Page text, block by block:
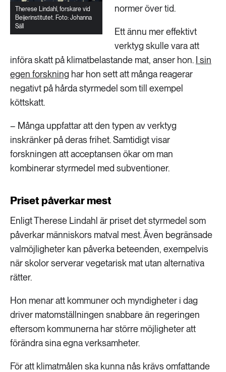
Therese Lindahl, forskare vid
Beijerinstitutet. Foto: Johanna
Säll
normer över tid.
Ett ännu mer effektivt
verktyg skulle vara att
införa skatt på klimatbelastande mat, anser hon. I sin
egen forskning har hon sett att många reagerar
negativt på hårda styrmedel som till exempel
köttskatt.
– Många uppfattar att den typen av verktyg
inskränker på deras frihet. Samtidigt visar
forskningen att acceptansen ökar om man
kombinerar styrmedel med subventioner.
Priset påverkar mest
Enligt Therese Lindahl är priset det styrmedel som
påverkar människors matval mest. Även begränsade
valmöjligheter kan påverka beteenden, exempelvis
när skolor serverar vegetarisk mat utan alternativa
rätter.
Hon menar att kommuner och myndigheter i dag
driver matomställningen snabbare än regeringen
eftersom kommunerna har större möjligheter att
förändra sina egna verksamheter.
För att klimatmålen ska kunna nås krävs omfattande